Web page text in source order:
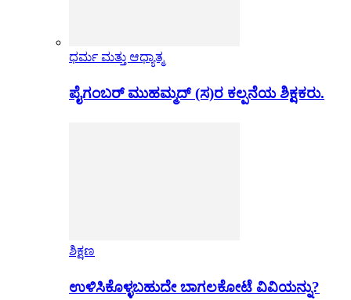
ಧರ್ಮ ಮತ್ತು ಆಧ್ಯಾತ್ಮ
ಪೈಗಂಬರ್ ಮುಹಮ್ಮದ್ (ಸ)ರ ಕಲ್ಪನೆಯ ಶಿಕ್ಷಕರು.
ಶಿಕ್ಷಣ
ಉಳಿಸಿಕೊಳ್ಳಬಹುದೇ ಬಾಗಲಕೋಟೆ ವಿವಿಯನ್ನು?